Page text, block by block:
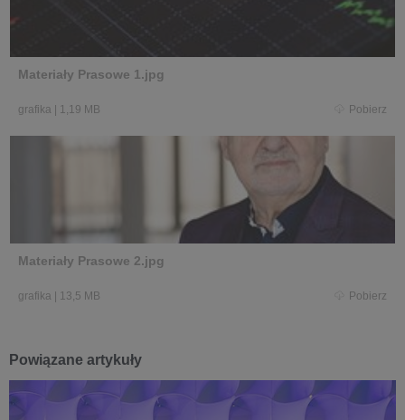
Materiały Prasowe 1.jpg
grafika 1,19 MB Pobierz
Materiały Prasowe 2.jpg
grafika 13,5 MB Pobierz
Powiązane artykuły